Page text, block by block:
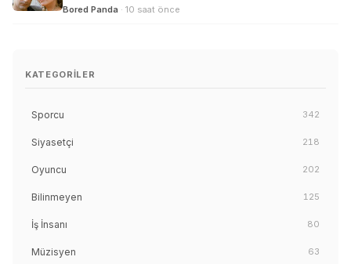
Bored Panda · 10 saat önce
KATEGORILER
Sporcu 342
Siyasetçi 218
Oyuncu 202
Bilinmeyen 125
İş İnsanı 80
Müzisyen 63